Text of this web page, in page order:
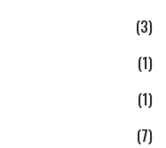
(3)
(1)
(1)
(7)